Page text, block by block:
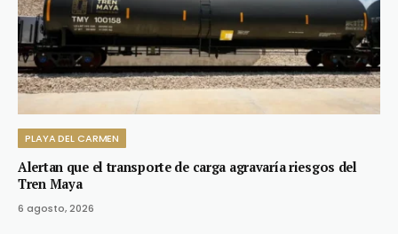
PLAYA DEL CARMEN
Alertan que el transporte de carga agravaría riesgos del
Tren Maya
6 agosto, 2026